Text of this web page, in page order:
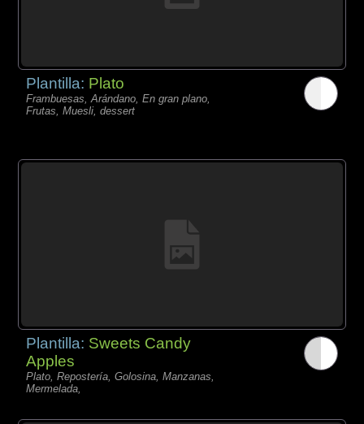
Plantilla: Plato
Frambuesas, Arándano, En gran plano,
Frutas, Muesli, dessert
Plantilla: Sweets Candy
Apples
Plato, Repostería, Golosina, Manzanas,
Mermelada,